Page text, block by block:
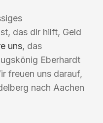
das dir hilft, Geld
uns, das
Eberhardt
freuen uns darauf,
nach Aachen